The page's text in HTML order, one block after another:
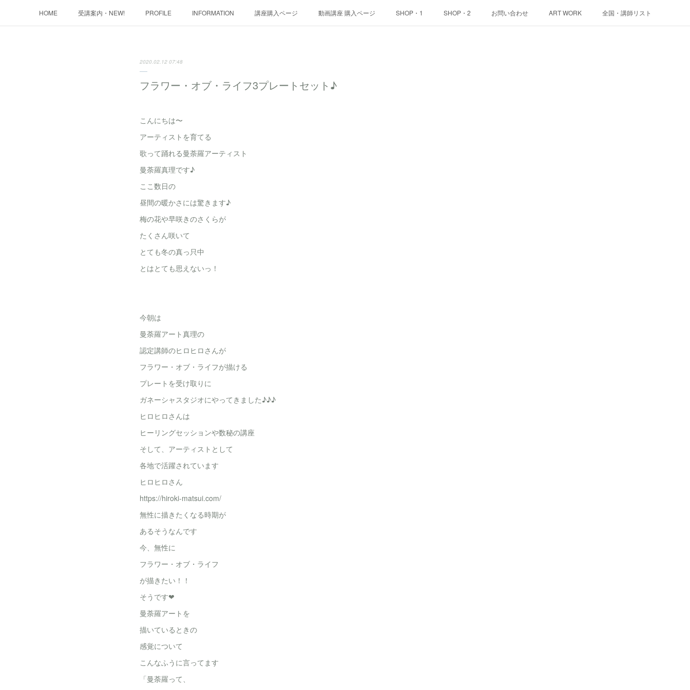
HOME 受講案内・NEW! PROFILE INFORMATION 講座購入ページ 動画講座 購入ページ SHOP・1 SHOP・2 お問い合わせ ART WORK 全国・講師リスト
2020.02.12 07:48
フラワー・オブ・ライフ3プレートセット♪
こんにちは〜
アーティストを育てる
歌って踊れる曼荼羅アーティスト
曼荼羅真理です♪
ここ数日の
昼間の暖かさには驚きます♪
梅の花や早咲きのさくらが
たくさん咲いて
とても冬の真っ只中
とはとても思えないっ！
今朝は
曼荼羅アート真理の
認定講師のヒロヒロさんが
フラワー・オブ・ライフが描ける
プレートを受け取りに
ガネーシャスタジオにやってきました♪♪♪
ヒロヒロさんは
ヒーリングセッションや数秘の講座
そして、アーティストとして
各地で活躍されています
ヒロヒロさん
https://hiroki-matsui.com/
無性に描きたくなる時期が
あるそうなんです
今、無性に
フラワー・オブ・ライフ
が描きたい！！
そうです❤
曼荼羅アートを
描いているときの
感覚について
こんなふうに言ってます
「曼荼羅って、